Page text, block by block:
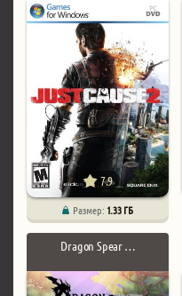
7.9
Размер: 1.33 ГБ
Dragon Spear …